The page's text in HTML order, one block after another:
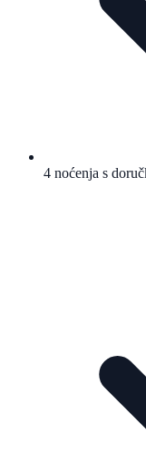
4 noćenja s